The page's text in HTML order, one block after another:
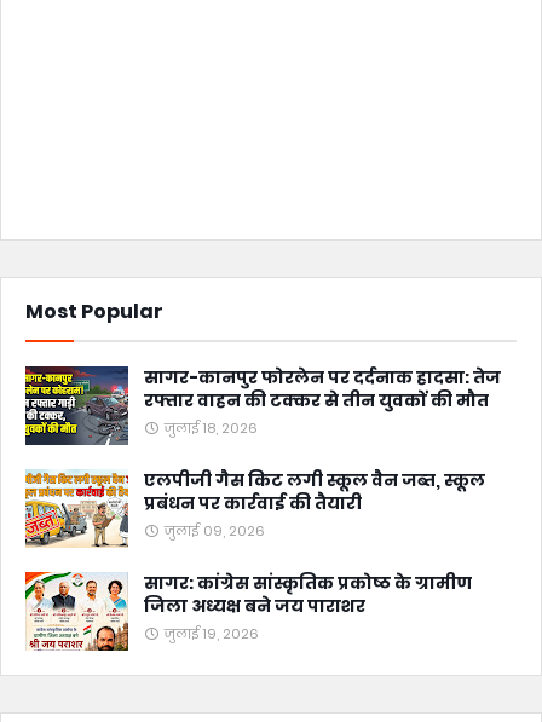
Most Popular
सागर-कानपुर फोरलेन पर दर्दनाक हादसा: तेज
रफ्तार वाहन की टक्कर से तीन युवकों की मौत
जुलाई 18, 2026
एलपीजी गैस किट लगी स्कूल वैन जब्त, स्कूल
प्रबंधन पर कार्रवाई की तैयारी
जुलाई 09, 2026
सागर: कांग्रेस सांस्कृतिक प्रकोष्ठ के ग्रामीण
जिला अध्यक्ष बने जय पाराशर
जुलाई 19, 2026